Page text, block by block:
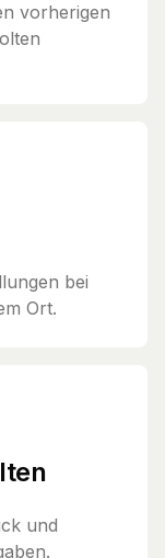
vorherigen
bei
Ort.
und